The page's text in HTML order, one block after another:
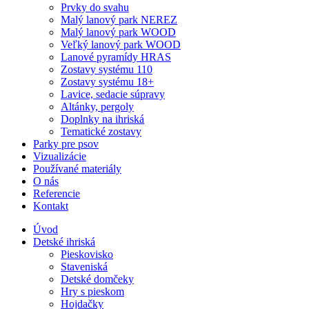
Prvky do svahu
Malý lanový park NEREZ
Malý lanový park WOOD
Veľký lanový park WOOD
Lanové pyramídy HRAS
Zostavy systému 110
Zostavy systému 18+
Lavice, sedacie súpravy
Altánky, pergoly
Doplnky na ihriská
Tematické zostavy
Parky pre psov
Vizualizácie
Používané materiály
O nás
Referencie
Kontakt
Úvod
Detské ihriská
Pieskovisko
Staveniská
Detské domčeky
Hry s pieskom
Hojdačky